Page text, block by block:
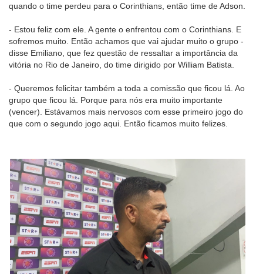
quando o time perdeu para o Corinthians, então time de Adson.
- Estou feliz com ele. A gente o enfrentou com o Corinthians. E
sofremos muito. Então achamos que vai ajudar muito o grupo -
disse Emiliano, que fez questão de ressaltar a importância da
vitória no Rio de Janeiro, do time dirigido por William Batista.
- Queremos felicitar também a toda a comissão que ficou lá. Ao
grupo que ficou lá. Porque para nós era muito importante
(vencer). Estávamos mais nervosos com esse primeiro jogo do
que com o segundo jogo aqui. Então ficamos muito felizes.